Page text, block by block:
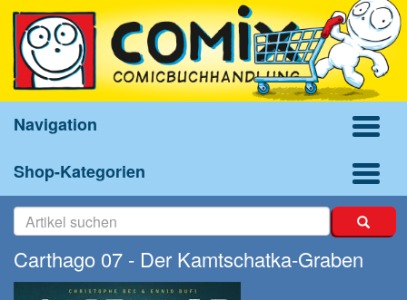
Navigation
Shop-Kategorien
Carthago 07 - Der Kamtschatka-Graben